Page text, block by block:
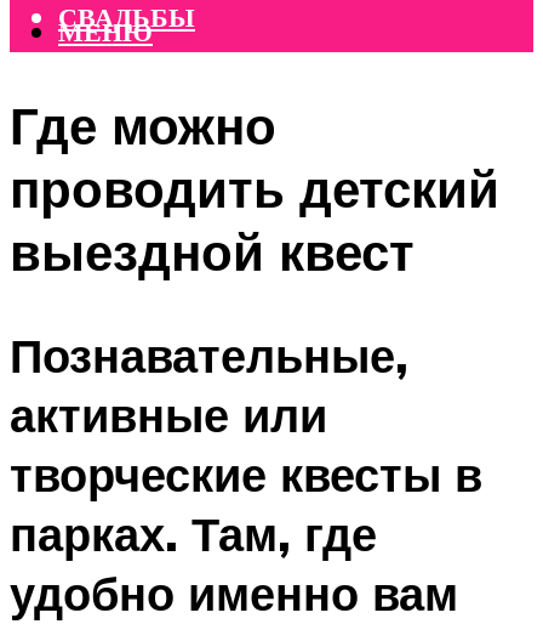
СВАДЬБЫ
МЕНЮ
Где можно
проводить детский
выездной квест
Познавательные,
активные или
творческие квесты в
парках. Там, где
удобно именно вам